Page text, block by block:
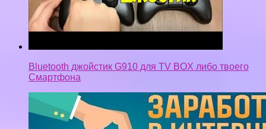
Bluetooth джойстик G910 для TV BOX либо твоего
Cмартфона